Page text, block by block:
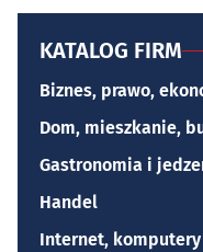
KATALOG FIRM
Biznes, prawo,
Dom, mieszkanie,
Gastronomia i
Handel
Internet, komputery